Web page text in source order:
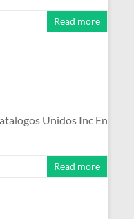
Read more
Unidos Inc En
Read more